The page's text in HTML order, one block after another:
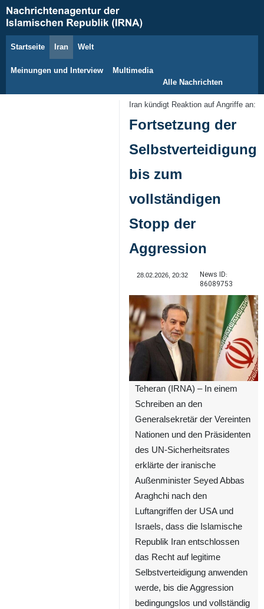
Startseite Iran Welt
Meinungen und Interview
Multimedia
Alle Nachrichten
Iran kündigt Reaktion auf Angriffe an:
Fortsetzung der
Selbstverteidigung
bis zum
vollständigen
Stopp der
Aggression
28.02.2026, 20:32
News ID:
86089753
Teheran (IRNA) – In einem
Schreiben an den
Generalsekretär der Vereinten
Nationen und den Präsidenten
des UN-Sicherheitsrates
erklärte der iranische
Außenminister Seyed Abbas
Araghchi nach den
Luftangriffen der USA und
Israels, dass die Islamische
Republik Iran entschlossen
das Recht auf legitime
Selbstverteidigung anwenden
werde, bis die Aggression
bedingungslos und vollständig